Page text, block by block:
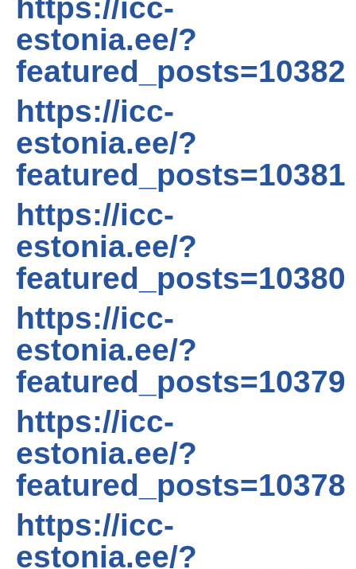
https://icc-
estonia.ee/?
featured_posts=10382
https://icc-
estonia.ee/?
featured_posts=10381
https://icc-
estonia.ee/?
featured_posts=10380
https://icc-
estonia.ee/?
featured_posts=10379
https://icc-
estonia.ee/?
featured_posts=10378
https://icc-
estonia.ee/?